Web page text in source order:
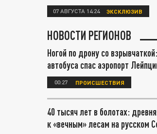
07 АВГУСТА 14:24 ЭКСКЛЮЗИВ
НОВОСТИ РЕГИОНОВ
Ногой по дрону со
автобуса спас аэропорт
00:27 ПРОИСШЕСТВИЯ
40 тысяч лет в болотах:
к «вечным» лесам на русском